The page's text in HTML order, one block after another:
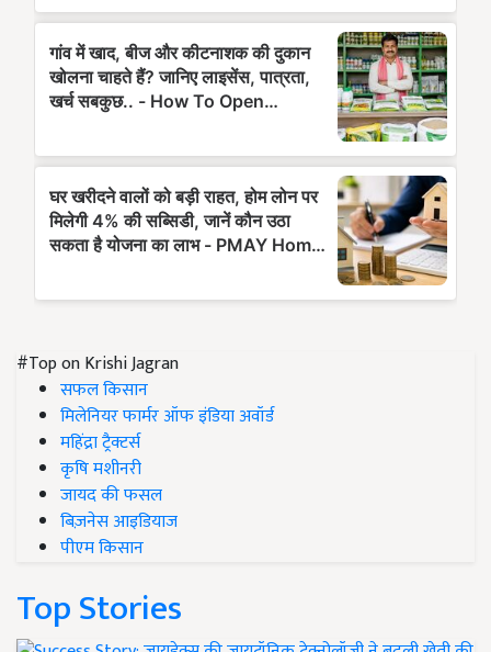
#Top on Krishi Jagran
सफल किसान
मिलेनियर फार्मर ऑफ इंडिया अवॉर्ड
महिंद्रा ट्रैक्टर्स
कृषि मशीनरी
जायद की फसल
बिज़नेस आइडियाज
पीएम किसान
Top Stories